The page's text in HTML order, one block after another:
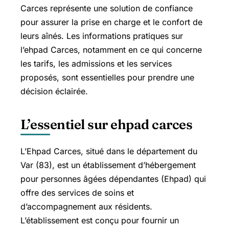
Carces représente une solution de confiance
pour assurer la prise en charge et le confort de
leurs aînés. Les informations pratiques sur
l’ehpad Carces, notamment en ce qui concerne
les tarifs, les admissions et les services
proposés, sont essentielles pour prendre une
décision éclairée.
L’essentiel sur ehpad carces
L’Ehpad Carces, situé dans le département du
Var (83), est un établissement d’hébergement
pour personnes âgées dépendantes (Ehpad) qui
offre des services de soins et
d’accompagnement aux résidents.
L’établissement est conçu pour fournir un